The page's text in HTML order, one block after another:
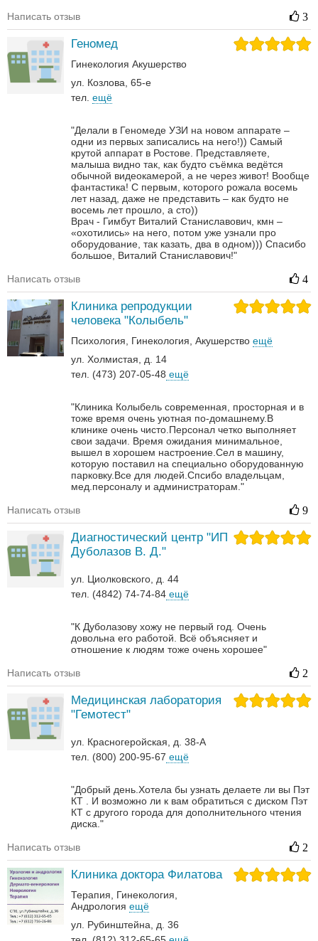
Написать отзыв 3
Геномед
Гинекология Акушерство
ул. Козлова, 65-е
тел. ещё
"Делали в Геномеде УЗИ на новом аппарате –
одни из первых записались на него!)) Самый
крутой аппарат в Ростове. Представляете,
малыша видно так, как будто съёмка ведётся
обычной видеокамерой, а не через живот! Вообще
фантастика! С первым, которого рожала восемь
лет назад, даже не представить – как будто не
восемь лет прошло, а сто))
Врач - Гимбут Виталий Станиславович, кмн –
«охотились» на него, потом уже узнали про
оборудование, так казать, два в одном))) Спасибо
большое, Виталий Станиславович!"
Написать отзыв 4
Клиника репродукции
человека "Колыбель"
Психология Гинекология Акушерство ещё
ул. Холмистая, д. 14
тел. (473) 207-05-48 ещё
"Клиника Колыбель современная, просторная и в
тоже время очень уютная по-домашнему.В
клинике очень чисто.Персонал четко выполняет
свои задачи. Время ожидания минимальное,
вышел в хорошем настроение.Сел в машину,
которую поставил на специально оборудованную
парковку.Все для людей.Спсибо владельцам,
мед.персоналу и администраторам."
Написать отзыв 9
Диагностический центр "ИП
Дуболазов В. Д."
ул. Циолковского, д. 44
тел. (4842) 74-74-84 ещё
"К Дуболазову хожу не первый год. Очень
довольна его работой. Всё объясняет и
отношение к людям тоже очень хорошее"
Написать отзыв 2
Медицинская лаборатория
"Гемотест"
ул. Красногеройская, д. 38-А
тел. (800) 200-95-67 ещё
"Добрый день.Хотела бы узнать делаете ли вы Пэт
КТ . И возможно ли к вам обратиться с диском Пэт
КТ с другого города для дополнительного чтения
диска."
Написать отзыв 2
Клиника доктора Филатова
Терапия
Гинекология
Андрология‎ ещё
ул. Рубинштейна, д. 36